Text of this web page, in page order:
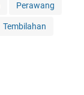
Perawang
Tembilahan